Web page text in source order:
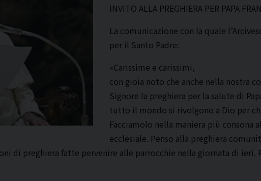
INVITO ALLA PREGHIERA PER PAPA
La comunicazione con la quale
per il Santo Padre:
«Carissime e carissimi,
con gioia noto che anche nella nostra
Signore la preghiera per la salute di
tutto il mondo si rivolgono a Dio per
Facciamolo nella maniera più consona
ecclesiale. Penso alla preghiera
di preghiera fatte pervenire alle parrocchie nella giornata di ieri.